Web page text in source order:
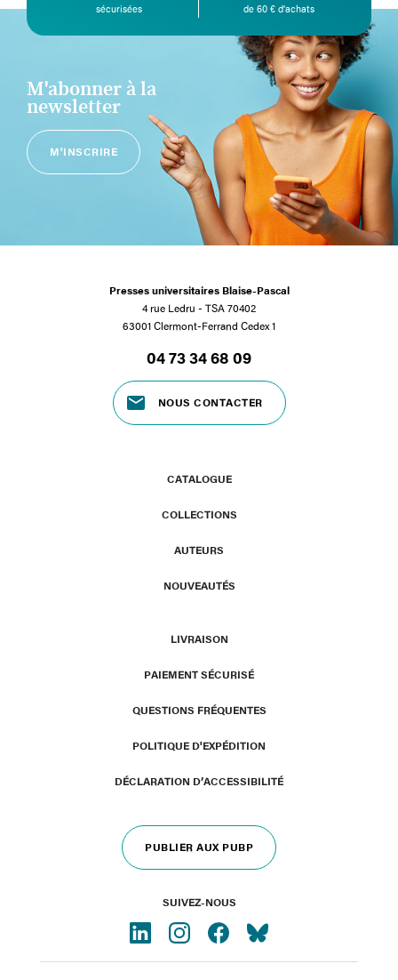
sécurisées
de 60 € d’achats
M'abonner à la
newsletter
M'INSCRIRE
Presses universitaires Blaise-Pascal
4 rue Ledru - TSA 70402
63001 Clermont-Ferrand Cedex 1
04 73 34 68 09
NOUS CONTACTER
CATALOGUE
COLLECTIONS
AUTEURS
NOUVEAUTÉS
LIVRAISON
PAIEMENT SÉCURISÉ
QUESTIONS FRÉQUENTES
POLITIQUE D'EXPÉDITION
DÉCLARATION D’ACCESSIBILITÉ
PUBLIER AUX PUBP
SUIVEZ-NOUS